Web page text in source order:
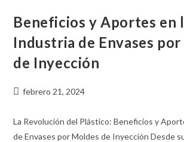
Beneficios y Aportes en
Industria de Envases
de Inyección
febrero 21, 2024
La Revolución del Plástico: Beneficios y
de Envases por Moldes de Inyección Desde